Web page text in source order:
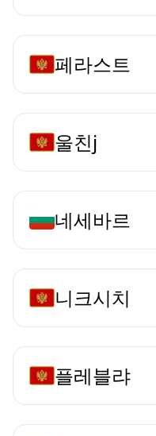
페라스트
울친j
네세바르
니크시치
플레블랴